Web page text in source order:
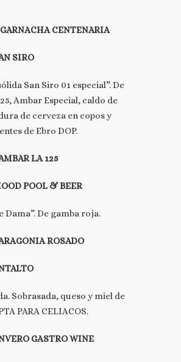
GARNACHA CENTENARIA
SIRO
San Siro 01 especial”. De
Ambar Especial, caldo de
de cerveza en copos y
de Ebro DOP.
LA 125
POOL & BEER
Dama”. De gamba roja.
ROSADO
Sobrasada, queso y miel de
PARA CELIACOS.
GASTRO WINE